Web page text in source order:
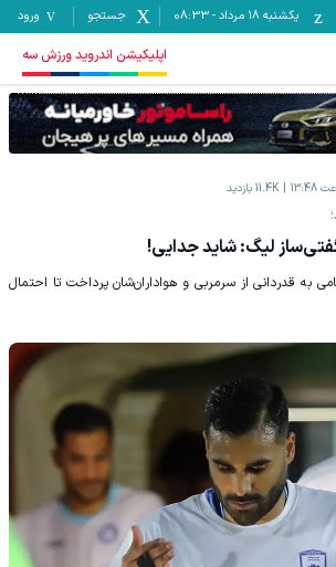
یکشنبه ۱۸ مرداد -
08:33 جستجو ورود
اپلیکیشن اندروید ورزش سه
11.4K بازدید
لیگ: شاید جدایی!
به قدردانی از سرمربی و هواداران‌شان پرداخت تا احتمال